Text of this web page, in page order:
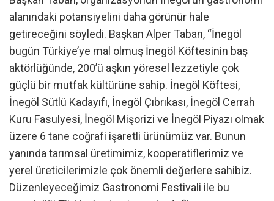
alanındaki potansiyelini daha görünür hale
getireceğini söyledi. Başkan Alper Taban, “İnegöl
bugün Türkiye’ye mal olmuş İnegöl Köftesinin baş
aktörlüğünde, 200’ü aşkın yöresel lezzetiyle çok
güçlü bir mutfak kültürüne sahip. İnegöl Köftesi,
İnegöl Sütlü Kadayıfı, İnegöl Çıbrıkası, İnegöl Cerrah
Kuru Fasulyesi, İnegöl Mişorizi ve İnegöl Piyazı olmak
üzere 6 tane coğrafi işaretli ürünümüz var. Bunun
yanında tarımsal üretimimiz, kooperatiflerimiz ve
yerel üreticilerimizle çok önemli değerlere sahibiz.
Düzenleyeceğimiz Gastronomi Festivali ile bu